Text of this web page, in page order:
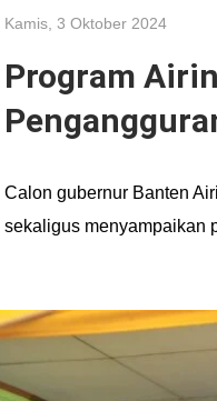
Kamis, 3 Oktober 2024
Program
Calon gubernur Banten
sekaligus menyampaikan